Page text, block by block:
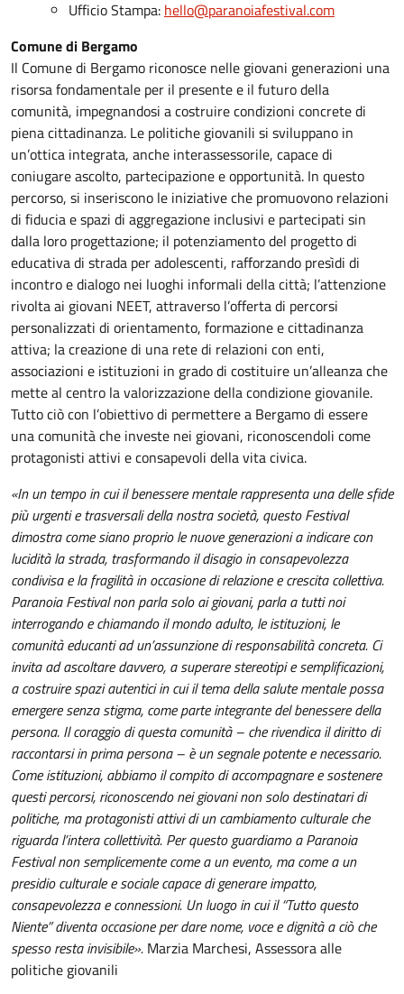
Ufficio Stampa: hello@paranoiafestival.com
Comune di Bergamo
Il Comune di Bergamo riconosce nelle giovani generazioni una
risorsa fondamentale per il presente e il futuro della
comunità, impegnandosi a costruire condizioni concrete di
piena cittadinanza. Le politiche giovanili si sviluppano in
un’ottica integrata, anche interassessorile, capace di
coniugare ascolto, partecipazione e opportunità. In questo
percorso, si inseriscono le iniziative che promuovono relazioni
di fiducia e spazi di aggregazione inclusivi e partecipati sin
dalla loro progettazione; il potenziamento del progetto di
educativa di strada per adolescenti, rafforzando presìdi di
incontro e dialogo nei luoghi informali della città; l’attenzione
rivolta ai giovani NEET, attraverso l’offerta di percorsi
personalizzati di orientamento, formazione e cittadinanza
attiva; la creazione di una rete di relazioni con enti,
associazioni e istituzioni in grado di costituire un’alleanza che
mette al centro la valorizzazione della condizione giovanile.
Tutto ciò con l’obiettivo di permettere a Bergamo di essere
una comunità che investe nei giovani, riconoscendoli come
protagonisti attivi e consapevoli della vita civica.
«In un tempo in cui il benessere mentale rappresenta una delle sfide
più urgenti e trasversali della nostra società, questo Festival
dimostra come siano proprio le nuove generazioni a indicare con
lucidità la strada, trasformando il disagio in consapevolezza
condivisa e la fragilità in occasione di relazione e crescita collettiva.
Paranoia Festival non parla solo ai giovani, parla a tutti noi
interrogando e chiamando il mondo adulto, le istituzioni, le
comunità educanti ad un’assunzione di responsabilità concreta. Ci
invita ad ascoltare davvero, a superare stereotipi e semplificazioni,
a costruire spazi autentici in cui il tema della salute mentale possa
emergere senza stigma, come parte integrante del benessere della
persona. Il coraggio di questa comunità – che rivendica il diritto di
raccontarsi in prima persona – è un segnale potente e necessario.
Come istituzioni, abbiamo il compito di accompagnare e sostenere
questi percorsi, riconoscendo nei giovani non solo destinatari di
politiche, ma protagonisti attivi di un cambiamento culturale che
riguarda l’intera collettività. Per questo guardiamo a Paranoia
Festival non semplicemente come a un evento, ma come a un
presidio culturale e sociale capace di generare impatto,
consapevolezza e connessioni. Un luogo in cui il “Tutto questo
Niente” diventa occasione per dare nome, voce e dignità a ciò che
spesso resta invisibile». Marzia Marchesi, Assessora alle
politiche giovanili